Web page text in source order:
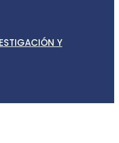
Y